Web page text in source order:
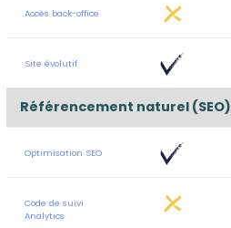
Accès back-office
Site évolutif
Référencement naturel (SEO)
Optimisation SEO
Code de suivi
Analytics